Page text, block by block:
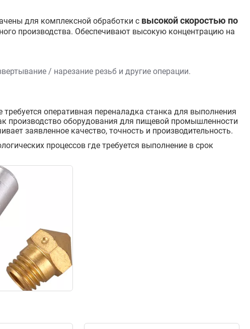
для комплексной обработки с высокой скоростью по
производства. Обеспечивают высокую концентрацию на
/ нарезание резьб и другие операции.
оперативная переналадка станка для выполнения
производство оборудования для пищевой промышленности
заявленное качество, точность и производительность.
процессов где требуется выполнение в срок